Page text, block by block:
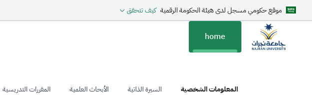
موقع حكومي مسجل لدى هيئة الحكومة الرقمية كيف تتحقق
home
المعلومات الشخصية السيرة الذاتية الأبحاث العلمية المقررات التدريسية